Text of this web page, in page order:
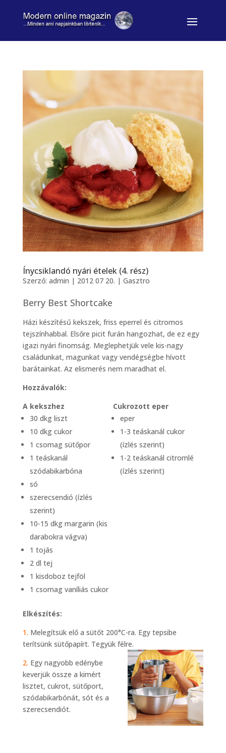
Ínycsiklandó nyári ételek (4. rész)
Szerző: admin | 2012 07 20. | Gasztro
Berry Best Shortcake
Házi készítésű kekszek, friss eperrel és citromos
tejszínhabbal. Elsőre picit furán hangozhat, de ez egy
igazi nyári finomság. Meglephetjük vele kis-nagy
családunkat, magunkat vagy vendégségbe hívott
barátainkat. Az elismerés nem maradhat el.
Hozzávalók:
A kekszhez
Cukrozott eper
30 dkg liszt
10 dkg cukor
1 csomag sütőpor
1 teáskanál
szódabikarbóna
só
szerecsendió (ízlés
szerint)
10-15 dkg margarin (kis
darabokra vágva)
1 tojás
2 dl tej
1 kisdoboz tejföl
1 csomag vaníliás cukor
eper
1-3 teáskanál cukor
(ízlés szerint)
1-2 teáskanál citromlé
(ízlés szerint)
Elkészítés:
1. Melegítsük elő a sütőt 200°C-ra. Egy tepsibe
terítsünk sütőpapírt. Tegyük félre.
2. Egy nagyobb edénybe
keverjük össze a kimért
lisztet, cukrot, sütőport,
szódabikarbónát, sót és a
szerecsendiót.